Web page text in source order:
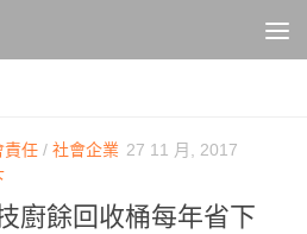
責任 / 社會企業 27 11 月, 2017
廚餘回收桶每年省下